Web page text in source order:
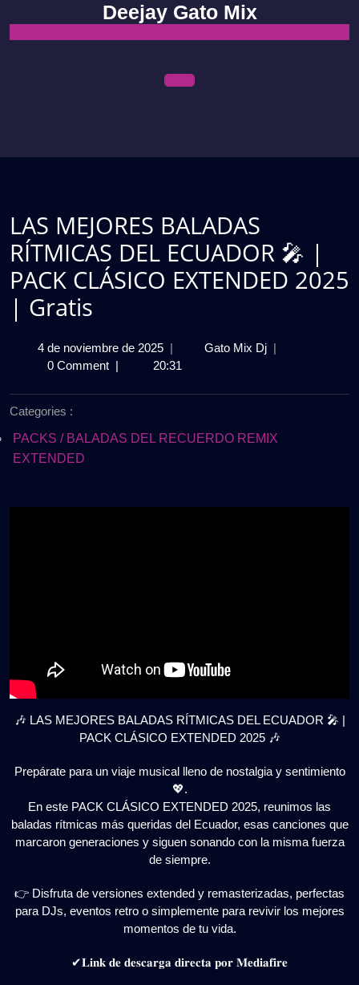
content
Deejay Gato Mix
LAS MEJORES BALADAS
RÍTMICAS DEL ECUADOR 🎤 |
PACK CLÁSICO EXTENDED 2025
| Gratis
4 de noviembre de 20254
de
| Gato Mix DjLAS
ECUADOR
CLÁSICO
|
0 Comment | 20:31
Categories :
PACKS / BALADAS DEL RECUERDO REMIX
EXTENDED
🎶 LAS MEJORES BALADAS RÍTMICAS DEL ECUADOR 🎤 |
PACK CLÁSICO EXTENDED 2025 🎶
Prepárate para un viaje musical lleno de nostalgia y sentimiento
💖.
En este PACK CLÁSICO EXTENDED 2025, reunimos las
baladas rítmicas más queridas del Ecuador, esas canciones que
marcaron generaciones y siguen sonando con la misma fuerza
de siempre.
👉 Disfruta de versiones extended y remasterizadas, perfectas
para DJs, eventos retro o simplemente para revivir los mejores
momentos de tu vida.
✔𝐋𝐢𝐧𝐤 𝐝𝐞 𝐝𝐞𝐬𝐜𝐚𝐫𝐠𝐚 𝐝𝐢𝐫𝐞𝐜𝐭𝐚 𝐩𝐨𝐫 𝐌𝐞𝐝𝐢𝐚𝐟𝐢𝐫𝐞